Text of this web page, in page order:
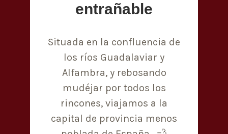
entrañable
Situada en la confluencia de
los ríos Guadalaviar y
Alfambra, y rebosando
mudéjar por todos los
rincones, viajamos a la
capital de provincia menos